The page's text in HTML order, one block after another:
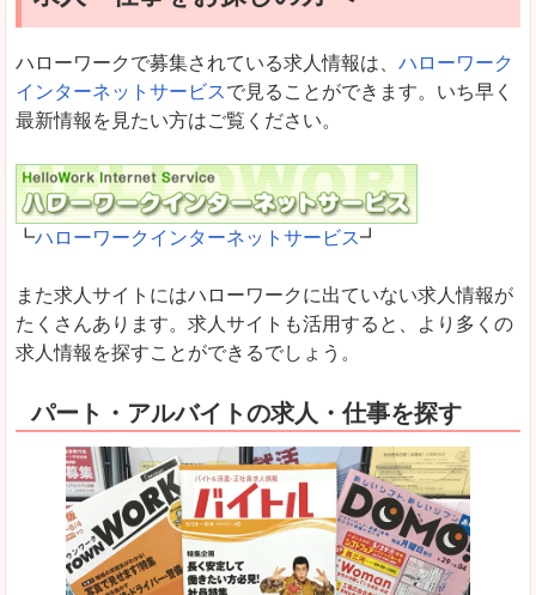
ハローワークで募集されている求人情報は、 ハローワーク
インターネットサービスで見ることができます。いち早く
最新情報を見たい方はご覧ください。
┗ハローワークインターネットサービス┛
また求人サイトにはハローワークに出ていない求人情報が
たくさんあります。求人サイトも活用すると、より多くの
求人情報を探すことができるでしょう。
パート・アルバイトの求人・仕事を探す